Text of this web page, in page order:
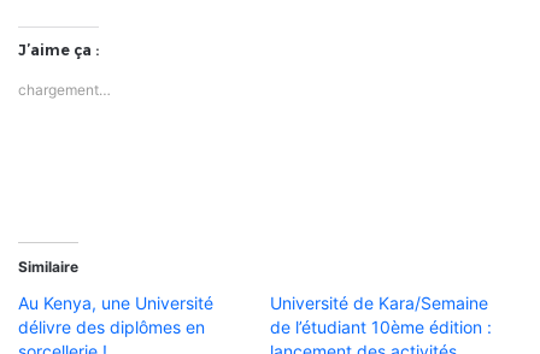
J’aime ça :
chargement…
Similaire
Au Kenya, une Université
délivre des diplômes en
Université de Kara/Semaine
de l’étudiant 10ème édition :